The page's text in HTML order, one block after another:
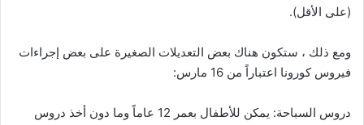
(على الأقل).
ومع ذلك ، ستكون هناك بعض التعديلات الصغيرة على بعض إجراءات
فيروس كورونا اعتباراً من 16 مارس:
دروس السباحة: يمكن للأطفال بعمر 12 عاماً وما دون أخذ دروس